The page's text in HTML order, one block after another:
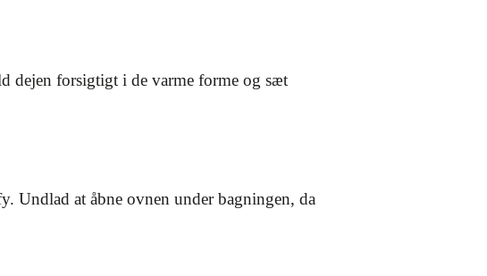
dejen forsigtigt i de varme forme og sæt
Undlad at åbne ovnen under bagningen, da